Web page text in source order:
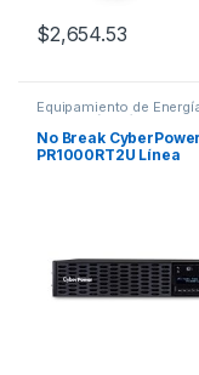
$2,654.53
Equipamiento de
Protección Eléctrica
No Break CyberPower
PR1000RT2U Línea